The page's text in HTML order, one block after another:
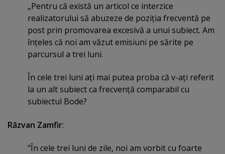
„Pentru că există un articol ce interzice
realizatorului să abuzeze de poziţia frecventă pe
post prin promovarea excesivă a unui subiect. Am
înţeles că noi am văzut emisiuni pe sărite pe
parcursul a trei luni.
În cele trei luni aţi mai putea proba că v-aţi referit
la un alt subiect ca frecvenţă comparabil cu
subiectul Bode?
Răzvan Zamfir:
"În cele trei luni de zile, noi am vorbit cu foarte